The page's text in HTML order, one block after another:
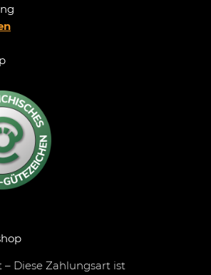
Diese Zahlungsart ist